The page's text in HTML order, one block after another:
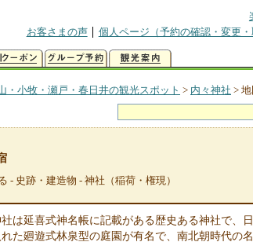
お客さまの声
個人ページ（予約の確認・変更・
・小牧・瀬戸・春日井の観光スポット > 内々神社 >
- 史跡・建造物 - 神社（稲荷・権現）
は延喜式神名帳に記載がある歴史ある神社で、
た廻遊式林泉型の庭園が有名で、南北朝時代の